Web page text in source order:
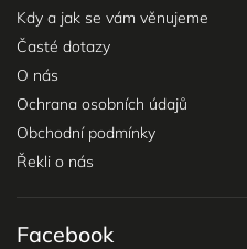
Kdy a jak se vám věnujeme
Časté dotazy
O nás
Ochrana osobních údajů
Obchodní podmínky
Řekli o nás
Facebook